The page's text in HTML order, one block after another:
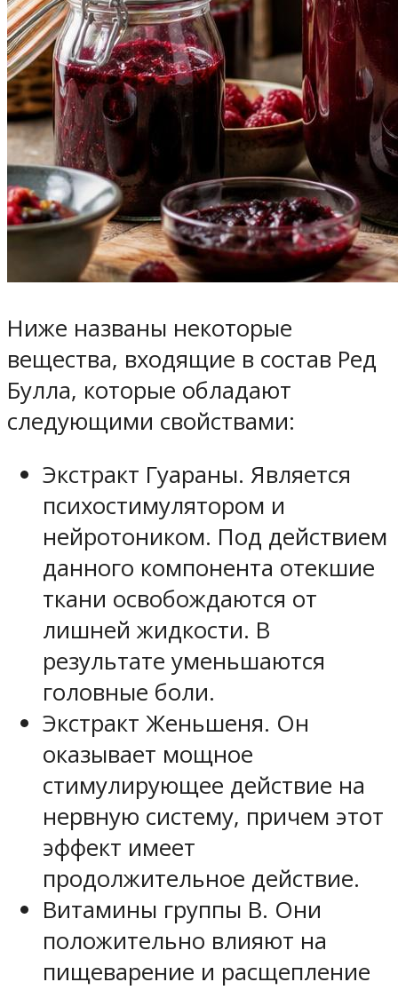
Ниже названы некоторые
вещества, входящие в состав Ред
Булла, которые обладают
следующими свойствами:
Экстракт Гуараны. Является
психостимулятором и
нейротоником. Под действием
данного компонента отекшие
ткани освобождаются от
лишней жидкости. В
результате уменьшаются
головные боли.
Экстракт Женьшеня. Он
оказывает мощное
стимулирующее действие на
нервную систему, причем этот
эффект имеет
продолжительное действие.
Витамины группы В. Они
положительно влияют на
пищеварение и расщепление